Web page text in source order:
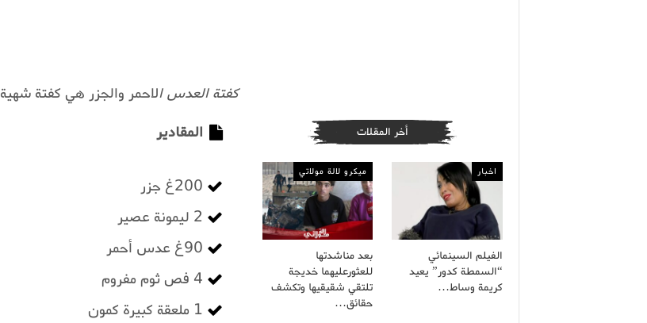
كفتة العدسالاحمر والجزر هي كفتة شهية
المقادير
200غ جزر
2 ليمونة عصير
90غ عدس أحمر
4 فص ثوم مفروم
1 ملعقة كبيرة كمون
أخر المقلات
اخبار
الفيلم السينمائي
“السمطة كدور” يعيد
كريمة وساط…
ميكرو لالة مولاتي
بعد مناشدتها
للعثورعليهما خديجة
تلتقي شقيقيها وتكشف
حقائق…